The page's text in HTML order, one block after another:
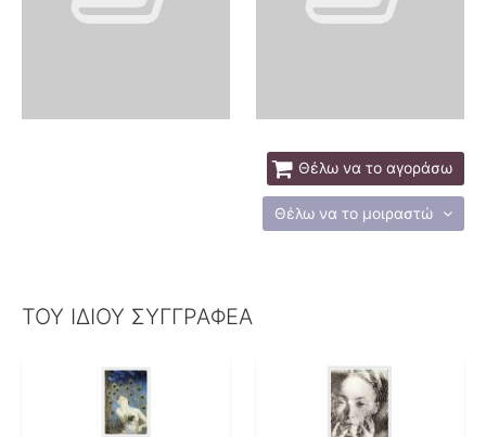
Θέλω να το αγοράσω
Θέλω να το μοιραστώ
ΤΟΥ ΙΔΙΟΥ ΣΥΓΓΡΑΦΕΑ